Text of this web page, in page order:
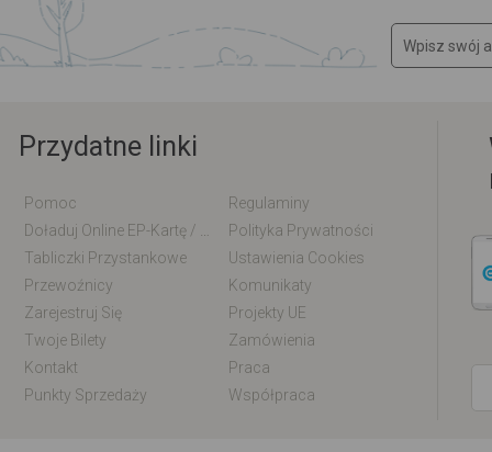
Przydatne linki
Pomoc
Regulaminy
Polityka Prywatności
Tabliczki Przystankowe
Ustawienia Cookies
Przewoźnicy
Komunikaty
Zarejestruj Się
Projekty UE
Twoje Bilety
Zamówienia
Kontakt
Praca
Punkty Sprzedaży
Współpraca